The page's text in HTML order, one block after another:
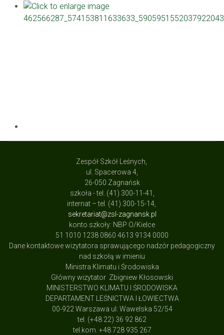
Zespół Szkół Leśnych,
ul. Spacerowa 4,
26-050 Zagnańsk
szkoła - tel. (41) 300-11-41,
internat – tel. (41) 300-15-14,
sekretariat@zsl-zagnansk.pl
konto szkoły: NBP O/Kielce
51 1010 1238 0860 4613 9134 0000
Dane kontaktowe wizytatora sprawującego nadzór pedagogiczny
nad szkołą w imieniu
Ministra Klimatu i Środowiska
Główny wizytator Zbigniew Kłosowski
MINISTERSTWO KLIMATU I ŚRODOWISKA
DEPARTAMENT LEŚNICTWA I ŁOWIECTWA
00-922 Warszawa ul: Wawelska 52/54
tel. (+48 22) 36 92 862
tel.kom. +48 728 935 267